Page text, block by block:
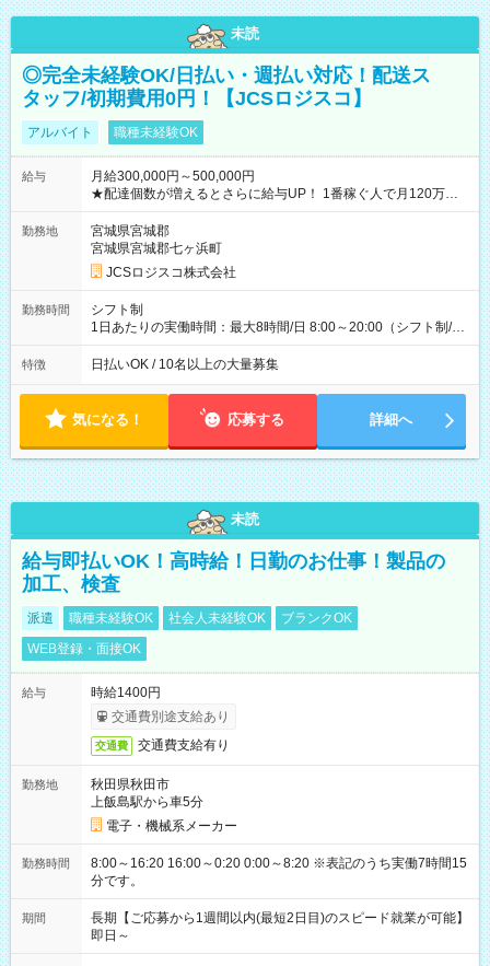
未読
◎完全未経験OK/日払い・週払い対応！配送ス
タッフ/初期費用0円！【JCSロジスコ】
アルバイト 職種未経験OK
給与
月給300,000円～500,000円
★配達個数が増えるとさらに給与UP！ 1番稼ぐ人で月120万ほ
ど！ ・主要都市エリア 月収55万円／週5日稼働 月収65万~112
万円／週6日稼働 ・地方郊外エリア 月収40万円／週5日稼働 月
収40万円~50万円／週6日稼働 ＜モデルイメージ＞ ■月収50万
円 (27歳男性/江東区在住)※元建築関係 1日150個配達×25日勤務
(日休み) ■月収80万円(43歳男性/墨田区在住)※元営業 1日200個
勤務地
宮城県宮城郡
宮城県宮城郡七ヶ浜町
JCSロジスコ株式会社
勤務時間
シフト制
1日あたりの実働時間：最大8時間/日 8:00～20:00（シフト制/実
働8時間） ※週5日勤務（場所次第では週4も有り） ※配達状況
によって時間外での勤務可能性有り ※案件により多少の前後あ
特徴 日払いOK / 10名以上の大量募集
気になる！ 応募する 詳細へ
未読
給与即払いOK！高時給！日勤のお仕事！製品の
加工、検査
派遣 職種未経験OK 社会人未経験OK
ブランクOK
WEB登録・面接OK
給与
時給1400円
交通費別途支給あり
交通費 交通費支給有り
勤務地
秋田県秋田市
上飯島駅から車5分
電子・機械系メーカー
勤務時間
8:00～16:20 16:00～0:20 0:00～8:20 ※表記のうち実働7時間15
分です。
期間
長期【ご応募から1週間以内(最短2日目)のスピード就業が可能】
即日～